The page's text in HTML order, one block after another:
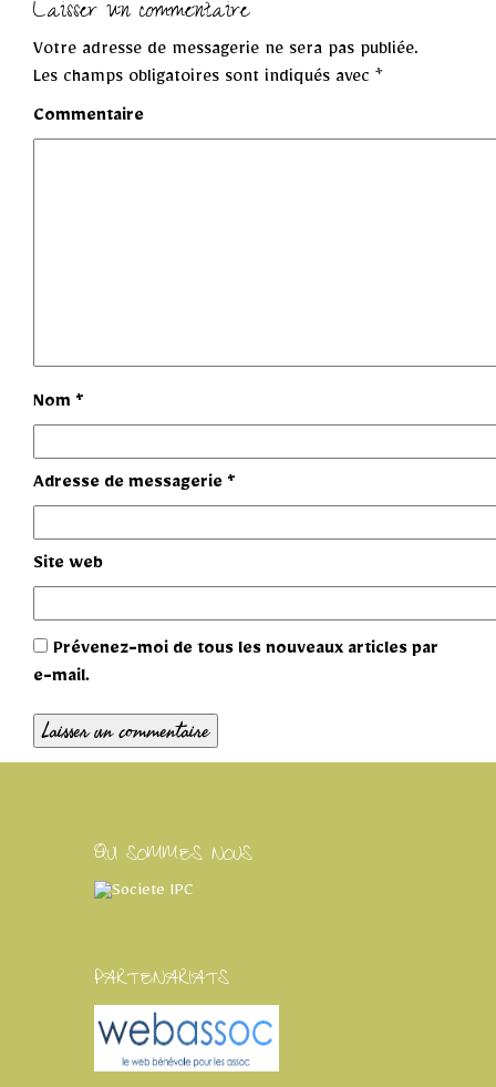
Laisser un commentaire
Votre adresse de messagerie ne sera pas publiée.
Les champs obligatoires sont indiqués avec *
Commentaire
Nom *
Adresse de messagerie *
Site web
Prévenez-moi de tous les nouveaux articles par
e-mail.
QUI SOMMES NOUS
PARTENARIATS